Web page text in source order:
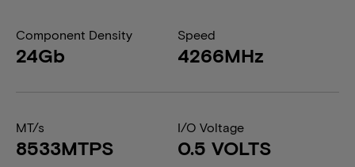
Component Density
24Gb
Speed
4266MHz
MT/s
8533MTPS
I/O Voltage
0.5 VOLTS